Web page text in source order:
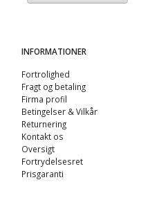
INFORMATIONER
Fortrolighed
Fragt og betaling
Firma profil
Betingelser & Vilkår
Returnering
Kontakt os
Oversigt
Fortrydelsesret
Prisgaranti